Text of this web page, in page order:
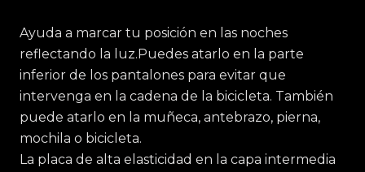
Ayuda a marcar tu posición en las noches
reflectando la luz.Puedes atarlo en la parte
inferior de los pantalones para evitar que
intervenga en la cadena de la bicicleta. También
puede atarlo en la muñeca, antebrazo, pierna,
mochila o bicicleta.
La placa de alta elasticidad en la capa intermedia